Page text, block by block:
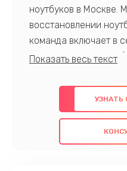
ноутбуков в Москве.
восстановлении
команда включает в
профессионалов с
предлагаем быстрый
использованием
также гарантируем
проведенных работ.
УЗНАТЬ